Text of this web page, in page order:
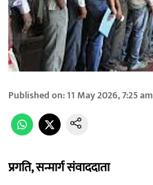
Published on:11 May 2026, 7:25 am
प्रगति, सन्मार्ग संवाददाता